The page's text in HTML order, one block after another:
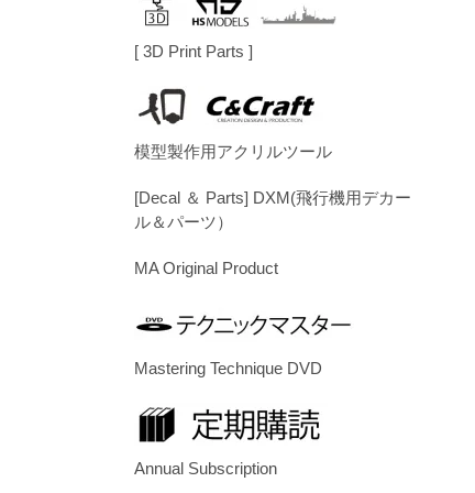
[ 3D Print Parts ]
模型製作用アクリルツール
[Decal ＆ Parts] DXM(飛行機用デカー
ル＆パーツ）
MA Original Product
Mastering Technique DVD
Annual Subscription